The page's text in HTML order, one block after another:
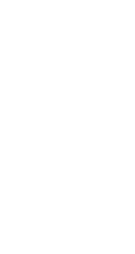
Werbung
personalisierter Werbung
oder Kombinationen von
Angebote